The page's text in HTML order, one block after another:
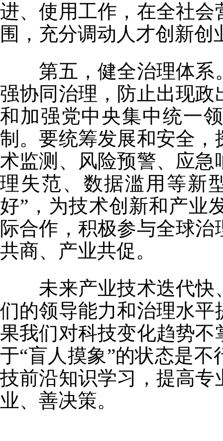
进、使用工作，在全社
围，充分调动人才创新创
第五，健全治理体系
强协同治理，防止出现
和加强党中央集中统一
制。要统筹发展和安全
术监测、风险预警、应
理失范、数据滥用等新
好”，为技术创新和产业
际合作，积极参与全球
共商、产业共促。
未来产业技术迭代快
们的领导能力和治理水
果我们对科技变化趋势
于“盲人摸象”的状态是
技前沿知识学习，提高
业、善决策。